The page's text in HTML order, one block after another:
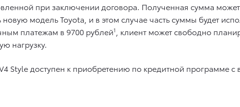
при заключении договора. Полученная сумма
модель Toyota, и в этом случае часть суммы будет
платежам в 9700 рублей1
, клиент может свободно
нагрузку.
Style доступен к приобретению по кредитной программе с